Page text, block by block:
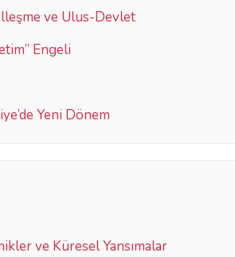
ve Ulus-Devlet
Engeli
Yeni Dönem
ve Küresel Yansımalar